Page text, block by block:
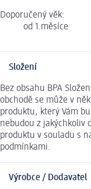
Doporučený věk:
od 1.měsíce
Složení
Bez obsahu BPA
obchodě se může v
produktu, který Vám
nebudou z jakýchkoliv
produktu v souladu s
podmínkami.
Výrobce / Dodavatel